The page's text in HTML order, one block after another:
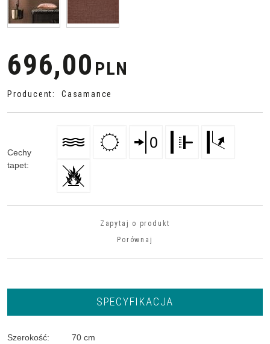
696,00 PLN
Producent: Casamance
Cechy
tapet:
Zapytaj o produkt
Porównaj
SPECYFIKACJA
Szerokość: 70 cm